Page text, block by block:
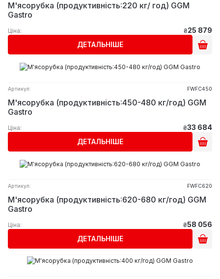
М'ясорубка (продуктивність:220 кг/ год) GGM
Gastro
Ціна: ₴25 879
ДЕТАЛЬНІШЕ
Артикул: FWFC450
М'ясорубка (продуктивність:450-480 кг/год) GGM
Gastro
Ціна: ₴33 684
ДЕТАЛЬНІШЕ
Артикул: FWFC620
М'ясорубка (продуктивність:620-680 кг/год) GGM
Gastro
Ціна: ₴58 056
ДЕТАЛЬНІШЕ